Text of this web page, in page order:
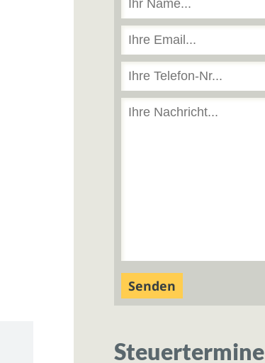
Steuertermine